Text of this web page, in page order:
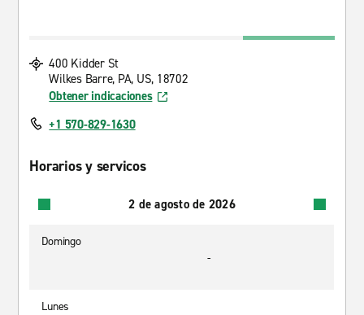
400 Kidder St
Wilkes Barre, PA, US, 18702
Obtener indicaciones
+1 570-829-1630
Horarios y servicos
2 de agosto de 2026
Domingo
-
Lunes